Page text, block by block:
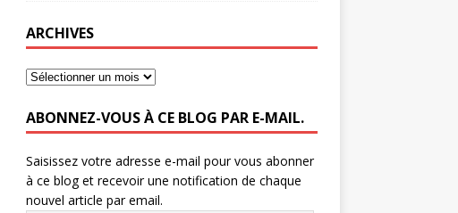
ARCHIVES
ABONNEZ-VOUS À CE BLOG PAR E-MAIL.
Saisissez votre adresse e-mail pour vous abonner
à ce blog et recevoir une notification de chaque
nouvel article par email.